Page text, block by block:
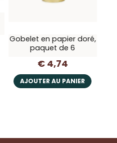
Gobelet en papier doré,
paquet de 6
€ 4,74
AJOUTER AU PANIER